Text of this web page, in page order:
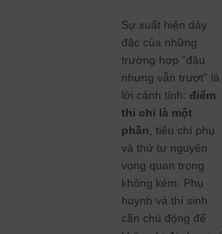
Sự xuất hiện dày
đặc của những
trường hợp “đậu
nhưng vẫn trượt” là
lời cảnh tỉnh: điểm
thi chỉ là một
phần , tiêu chí phụ
và thứ tự nguyện
vọng quan trọng
không kém. Phụ
huynh và thí sinh
cần chủ động để